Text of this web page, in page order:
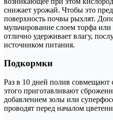
снижает урожай. Чтобы это
поверхность почвы рыхлят.
мульчирование слоем торфа
отлично удерживает влагу,
источником питания.
Подкормки
Раз в 10 дней полив совмещают
этого приготавливают
добавлением золы или
проводят перед началом